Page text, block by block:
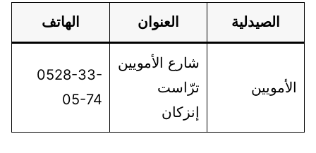
الصيدلية العنوان الهاتف
الأمويين
شارع الأمويين
ترّاست
إنزكان
0528-33-
05-74